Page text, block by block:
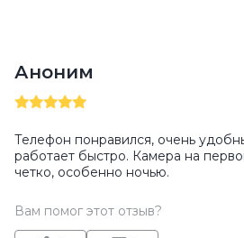
Аноним
Телефон понравился, очень
работает быстро. Камера на
четко, особенно ночью.
Вам помог этот отзыв?